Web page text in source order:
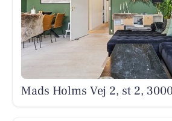
Mads Holms Vej 2, st 2,